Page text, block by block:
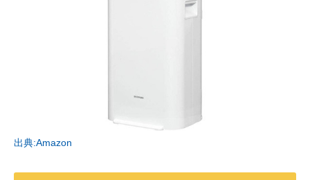
出典:Amazon